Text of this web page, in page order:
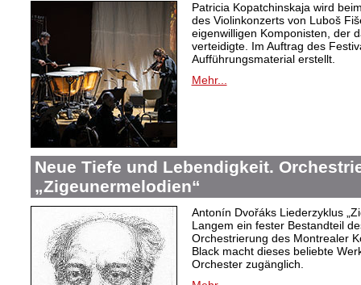
Patricia Kopatchinskaja wird
des Violinkonzerts von Luboš
eigenwilligen Komponisten, der
verteidigte. Im Auftrag des
Aufführungsmaterial erstellt.
Mehr...
Neue Tiefe und Lebendigkeit.
„Zigeunermelodien“
Antonín Dvořáks Liederzyklus
Langem ein fester Bestandteil
Orchestrierung des Montrealer
Black macht dieses beliebte
Orchester zugänglich.